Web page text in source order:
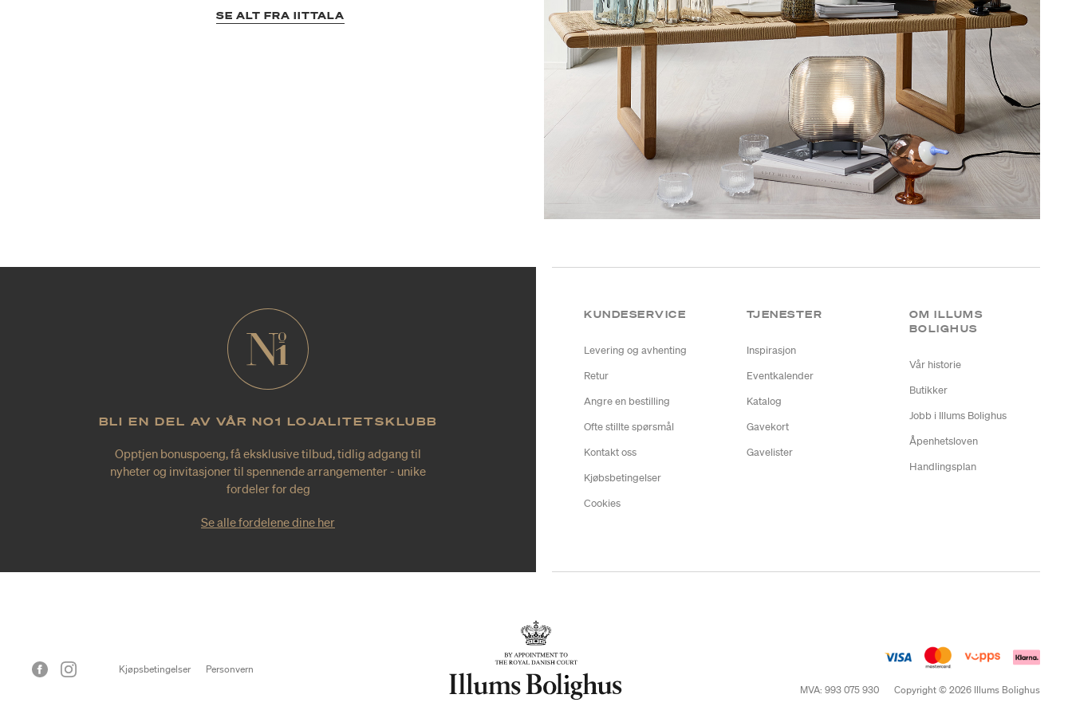
SE ALT FRA IITTALA
BLI EN DEL AV VÅR NO1 LOJALITETSKLUBB
Opptjen bonuspoeng, få eksklusive tilbud, tidlig adgang til
nyheter og invitasjoner til spennende arrangementer - unike
fordeler for deg
Se alle fordelene dine her
KUNDESERVICE
Levering og avhenting
Retur
Angre en bestilling
Ofte stillte spørsmål
Kontakt oss
Kjøbsbetingelser
Cookies
TJENESTER
Inspirasjon
Eventkalender
Katalog
Gavekort
Gavelister
OM ILLUMS
BOLIGHUS
Vår historie
Butikker
Jobb i Illums Bolighus
Åpenhetsloven
Handlingsplan
Kjøpsbetingelser
Personvern
MVA: 993 075 930
Copyright © 2026 Illums Bolighus